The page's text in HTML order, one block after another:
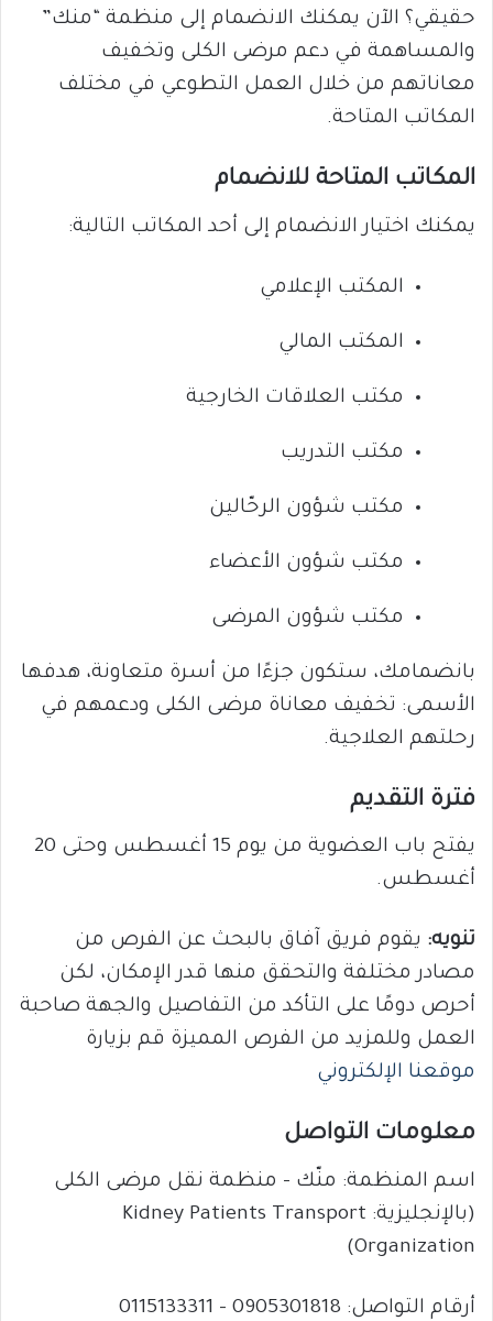
حقيقي؟ الآن يمكنك الانضمام إلى منظمة “منك”
والمساهمة في دعم مرضى الكلى وتخفيف
معاناتهم من خلال العمل التطوعي في مختلف
المكاتب المتاحة.
المكاتب المتاحة للانضمام
يمكنك اختيار الانضمام إلى أحد المكاتب التالية:
المكتب الإعلامي
المكتب المالي
مكتب العلاقات الخارجية
مكتب التدريب
مكتب شؤون الرحّالين
مكتب شؤون الأعضاء
مكتب شؤون المرضى
بانضمامك، ستكون جزءًا من أسرة متعاونة، هدفها
الأسمى: تخفيف معاناة مرضى الكلى ودعمهم في
رحلتهم العلاجية.
فترة التقديم
يفتح باب العضوية من يوم 15 أغسطس وحتى 20
أغسطس.
تنويه: يقوم فريق آفاق بالبحث عن الفرص من
مصادر مختلفة والتحقق منها قدر الإمكان، لكن
أحرص دومًا على التأكد من التفاصيل والجهة صاحبة
العمل وللمزيد من الفرص المميزة قم بزيارة
موقعنا الإلكتروني
معلومات التواصل
اسم المنظمة: منّك – منظمة نقل مرضى الكلى
(بالإنجليزية: Kidney Patients Transport
Organization)
أرقام التواصل: 0905301818 – 0115133311